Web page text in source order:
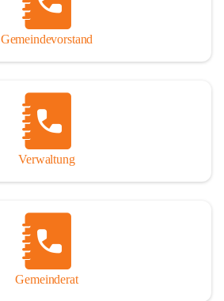
Gemeindevorstand
Verwaltung
Gemeinderat